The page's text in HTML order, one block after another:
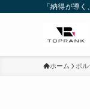
「納得が導
ホーム ポル